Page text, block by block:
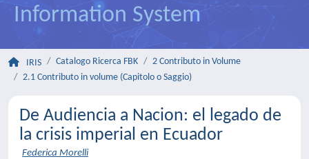
Information System
IRIS Catalogo Ricerca FBK
2 Contributo in Volume
2.1 Contributo in volume (Capitolo o Saggio)
De Audiencia a Nacion: el legado de
la crisis imperial en Ecuador
Federica Morelli